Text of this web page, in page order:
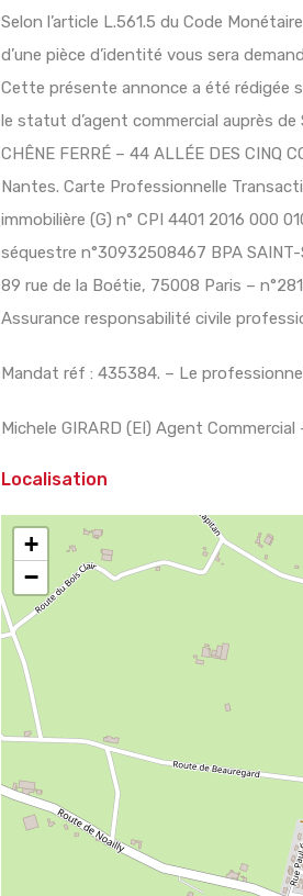
Selon l’article L.561.5 du Code
d’une pièce d’identité vous sera
Cette présente annonce a été rédigée
le statut d’agent commercial auprès de
CHÊNE FERRÉ – 44 ALLÉE DES CINQ
Nantes. Carte Professionnelle
immobilière (G) n° CPI 4401 2016 000
séquestre n°30932508467 BPA
89 rue de la Boétie, 75008 Paris –
Assurance responsabilité civile
Mandat réf : 435384. – Le
Michele GIRARD (EI) Agent
Localisation
+
−